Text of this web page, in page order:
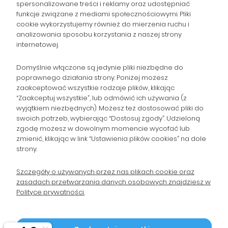
NAWIGACJA
POMOC
ZAMÓWIENIA
POPULARNE KATEGORIE
Gromadzka 46
sklep@wpc24.pl
Zapisz się na Newsletter i
spersonalizowane treści i reklamy oraz udostępniać
funkcje związane z mediami społecznościowymi. Pliki
cookie wykorzystujemy również do mierzenia ruchu i
analizowania sposobu korzystania z naszej strony
internetowej.
Domyślnie włączone są jedynie pliki niezbędne do
poprawnego działania strony. Poniżej możesz
zaakceptować wszystkie rodzaje plików, klikając
“Zaakceptuj wszystkie”, lub odmówić ich używania (z
wyjątkiem niezbędnych). Możesz też dostosować pliki do
swoich potrzeb, wybierając “Dostosuj zgody”. Udzieloną
zgodę możesz w dowolnym momencie wycofać lub
zmienić, klikając w link “Ustawienia plików cookies” na dole
strony.
Szczegóły o używanych przez nas plikach cookie oraz
zasadach przetwarzania danych osobowych znajdziesz w
Polityce prywatności.